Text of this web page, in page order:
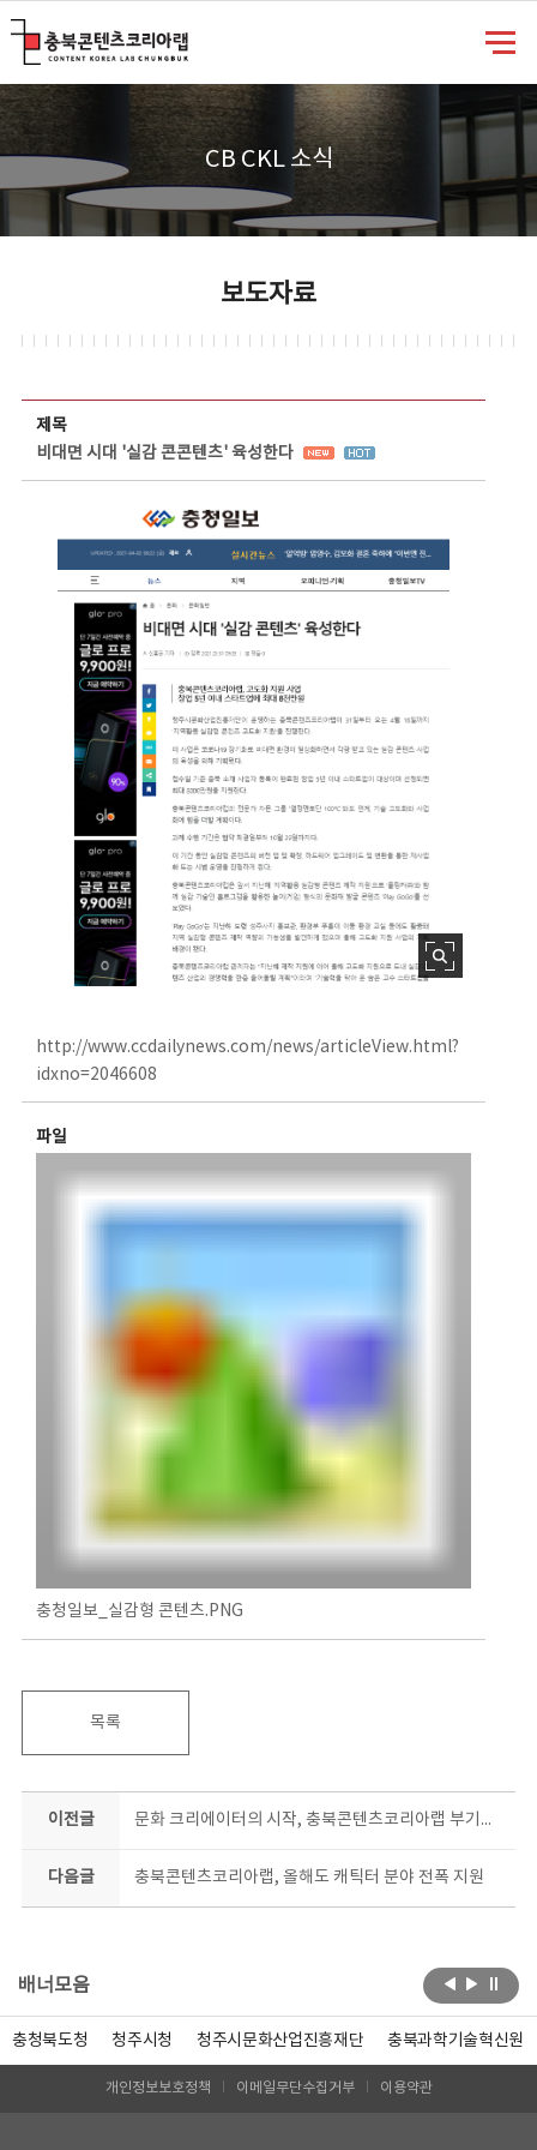
CB CKL 소식
보도자료
제목
비대면 시대 '실감 콘콘텐츠' 육성한다
http://www.ccdailynews.com/news/articleView.html?
idxno=2046608
파일
충청일보_실감형 콘텐츠.PNG
목록
이전글 문화 크리에이터의 시작, 충북콘텐츠코리아랩 부기즈 7기 모집
다음글 충북콘텐츠코리아랩, 올해도 캐틱터 분야 전폭 지원
배너모음
충청북도청 청주시청 청주시문화산업진흥재단 충북과학기술혁신원
개인정보보호정책 이메일무단수집거부 이용약관